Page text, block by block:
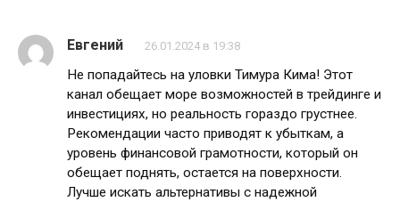
Евгений 26.01.2024 в 19:38
Не попадайтесь на уловки Тимура Кима! Этот
канал обещает море возможностей в трейдинге и
инвестициях, но реальность гораздо грустнее.
Рекомендации часто приводят к убыткам, а
уровень финансовой грамотности, который он
обещает поднять, остается на поверхности.
Лучше искать альтернативы с надежной